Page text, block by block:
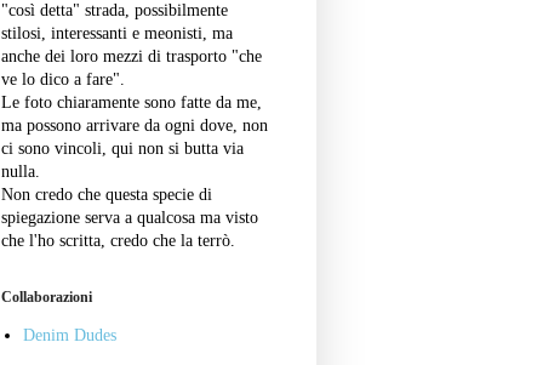
"così detta" strada, possibilmente
stilosi, interessanti e meonisti, ma
anche dei loro mezzi di trasporto "che
ve lo dico a fare".
Le foto chiaramente sono fatte da me,
ma possono arrivare da ogni dove, non
ci sono vincoli, qui non si butta via
nulla.
Non credo che questa specie di
spiegazione serva a qualcosa ma visto
che l'ho scritta, credo che la terrò.
Collaborazioni
Denim Dudes